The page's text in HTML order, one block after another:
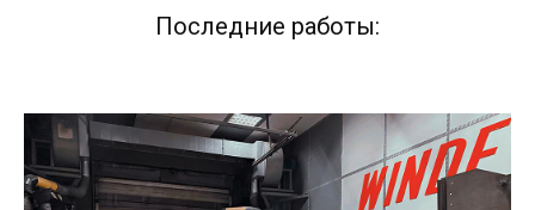
Последние работы: